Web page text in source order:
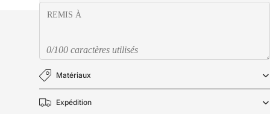
0/100 caractères utilisés
Matériaux
Expédition